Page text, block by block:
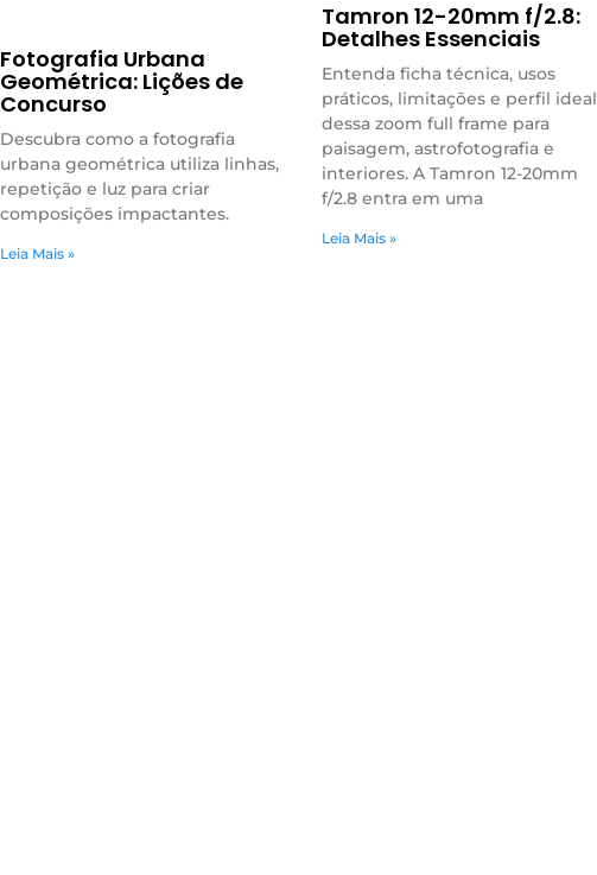
Fotografia Urbana
Geométrica: Lições de
Concurso
Descubra como a fotografia
urbana geométrica utiliza linhas,
repetição e luz para criar
composições impactantes.
Leia Mais »
Tamron 12-20mm f/2.8:
Detalhes Essenciais
Entenda ficha técnica, usos
práticos, limitações e perfil ideal
dessa zoom full frame para
paisagem, astrofotografia e
interiores. A Tamron 12-20mm
f/2.8 entra em uma
Leia Mais »